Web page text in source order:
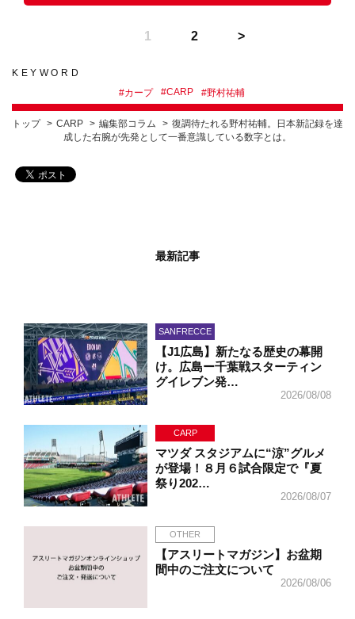
1 2
KEYWORD
#カープ #CARP #野村祐輔
トップ CARP 編集部コラム
復調待たれる野村祐輔。日本新記録を達
成した右腕が先発として一番意識している数字とは。
最新記事
SANFRECCE
【J1広島】新たなる歴史の幕開
け。広島ー千葉戦スターティン
グイレブン発…
2026/08/08
CARP
マツダ スタジアムに“涼”グルメ
が登場！８月６試合限定で『夏
祭り202…
2026/08/07
OTHER
【アスリートマガジン】お盆期
間中のご注文について
2026/08/06